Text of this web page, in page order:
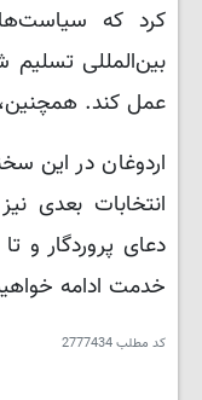
کرد که
بین‌المللی تسلیم
عمل کند. همچنین،
اردوغان در این
انتخابات بعدی
دعای پروردگار و
خدمت ادامه
کد مطلب2777434